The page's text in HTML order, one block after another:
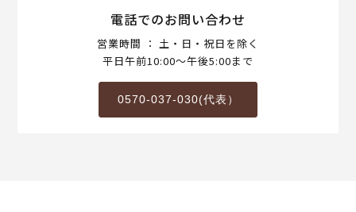
電話でのお問い合わせ
営業時間 ： 土・日・祝日を除く
平日午前10:00～午後5:00まで
0570-037-030(代表）